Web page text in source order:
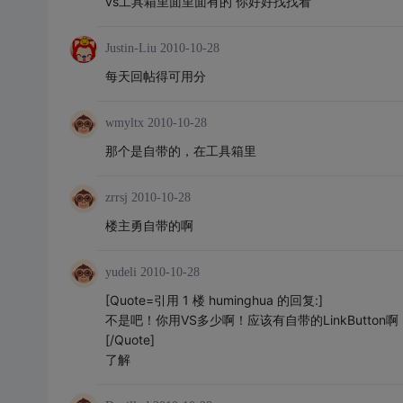
Justin-Liu 2010-10-28
每天回帖得可用分
wmyltx 2010-10-28
那个是自带的，在工具箱里
zrrsj 2010-10-28
楼主勇自带的啊
yudeli 2010-10-28
[Quote=引用 1 楼 huminghua 的回复:]
不是吧！你用VS多少啊！应该有自带的LinkButton啊
[/Quote]
了解